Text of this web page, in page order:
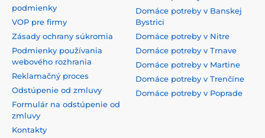
podmienky
VOP pre firmy
Zásady ochrany súkromia
Podmienky používania
webového rozhrania
Reklamačný proces
Odstúpenie od zmluvy
Formulár na odstúpenie od
zmluvy
Kontakty
Domáce potreby v Banskej
Bystrici
Domáce potreby v Nitre
Domáce potreby v Trnave
Domáce potreby v Martine
Domáce potreby v Trenčíne
Domáce potreby v Poprade